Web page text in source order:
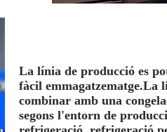
La línia de producció es
fàcil emmagatzematge.La
combinar amb una
segons l'entorn de